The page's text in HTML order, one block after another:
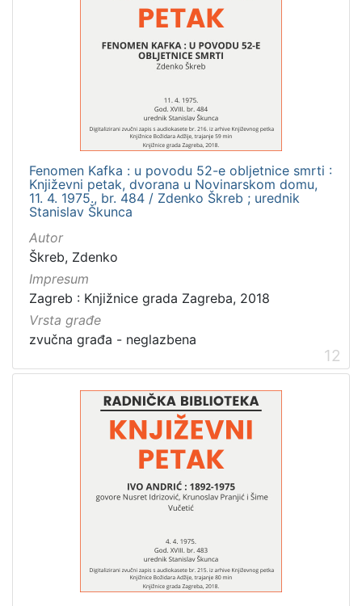
Fenomen Kafka : u povodu 52-e obljetnice smrti :
Književni petak, dvorana u Novinarskom domu,
11. 4. 1975., br. 484 / Zdenko Škreb ; urednik
Stanislav Škunca
Autor
Škreb, Zdenko
Impresum
Zagreb : Knjižnice grada Zagreba, 2018
Vrsta građe
zvučna građa - neglazbena
12